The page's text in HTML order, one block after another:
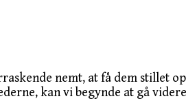
nemt, at få dem stillet
kan vi begynde at gå